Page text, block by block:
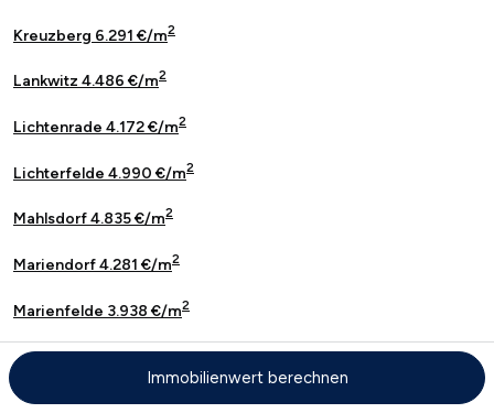
Kreuzberg 6.291 €/m2
Lankwitz 4.486 €/m2
Lichtenrade 4.172 €/m2
Lichterfelde 4.990 €/m2
Mahlsdorf 4.835 €/m2
Mariendorf 4.281 €/m2
Marienfelde 3.938 €/m2
Marzahn 3.566 €/m2
Moabit 5.390 €/m
Immobilienwert berechnen